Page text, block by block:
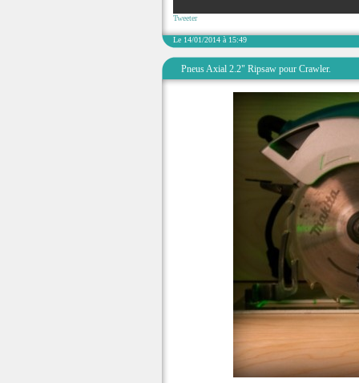
Tweeter
Le 14/01/2014 à 15:49
Pneus Axial 2.2" Ripsaw pour Crawler.